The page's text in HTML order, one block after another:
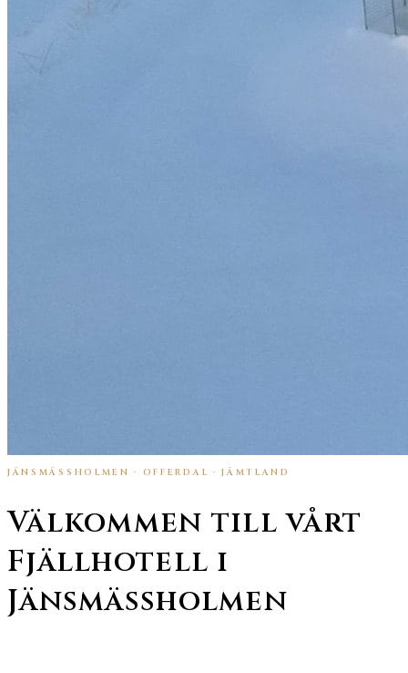
JÄNSMÄSSHOLMEN · OFFERDAL · JÄMTLAND
Välkommen till vårt
Fjällhotell i
Jänsmässholmen